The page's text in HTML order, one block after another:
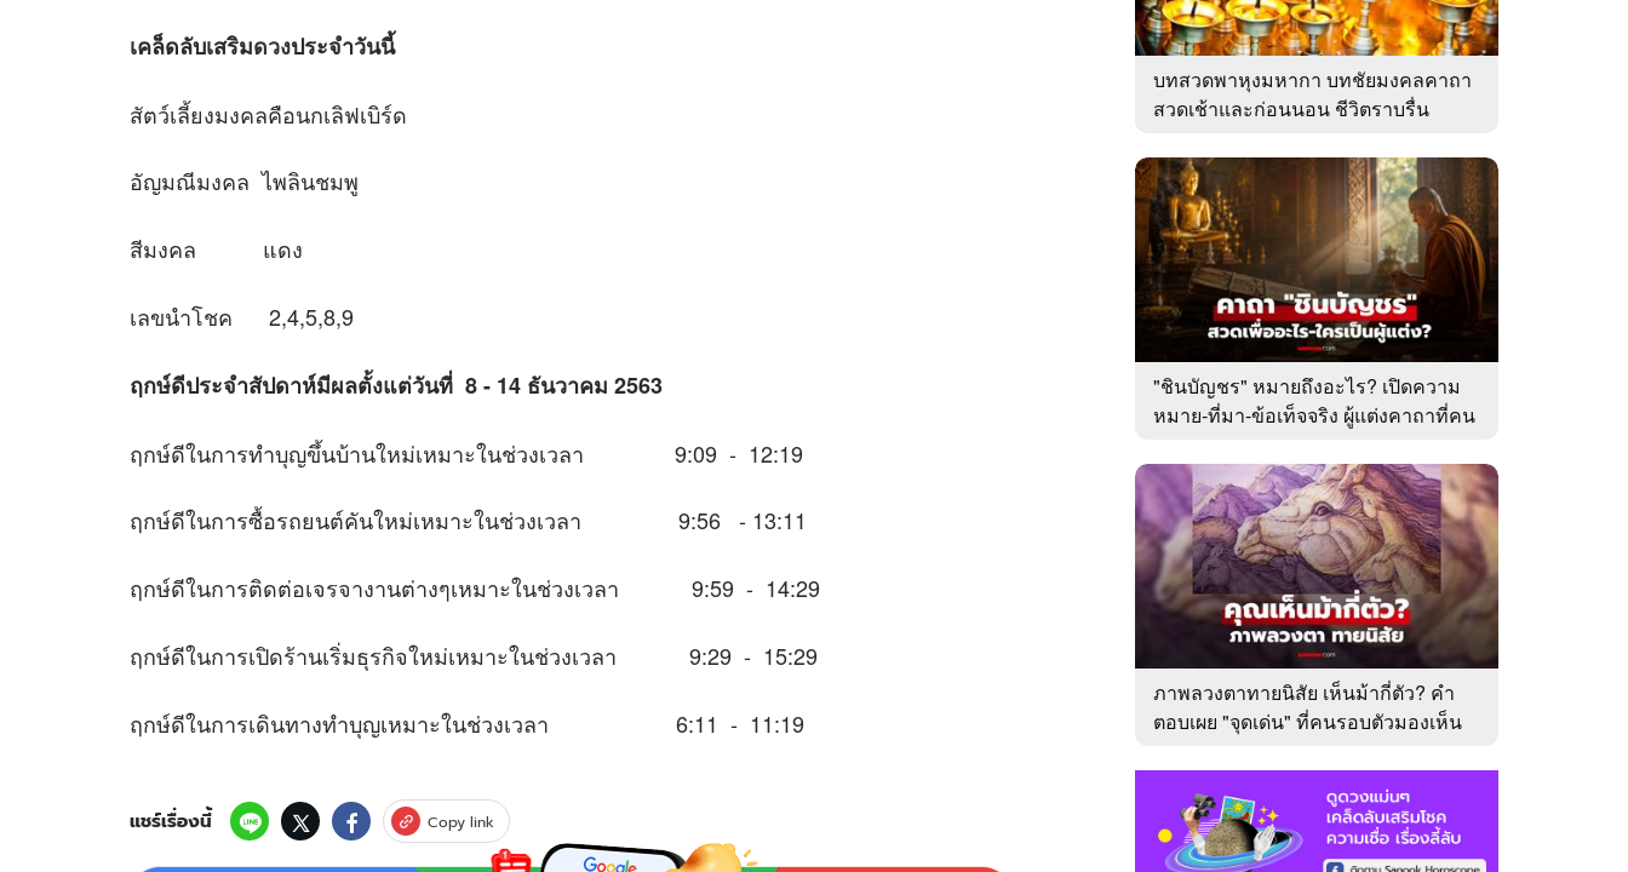
เคล็ดลับเสริมดวงประจำวันนี้
สัตว์เลี้ยงมงคลคือนกเลิฟเบิร์ด
อัญมณีมงคล ไพลินชมพู
สีมงคล แดง
เลขนำโชค 2,4,5,8,9
ฤกษ์ดีประจำสัปดาห์มีผลตั้งแต่วันที่ 8 - 14 ธันวาคม 2563
ฤกษ์ดีในการทำบุญขึ้นบ้านใหม่เหมาะในช่วงเวลา 9:09 - 12:19
ฤกษ์ดีในการซื้อรถยนต์คันใหม่เหมาะในช่วงเวลา 9:56 - 13:11
ฤกษ์ดีในการติดต่อเจรจางานต่างๆเหมาะในช่วงเวลา 9:59 - 14:29
ฤกษ์ดีในการเปิดร้านเริ่มธุรกิจใหม่เหมาะในช่วงเวลา 9:29 - 15:29
ฤกษ์ดีในการเดินทางทำบุญเหมาะในช่วงเวลา 6:11 - 11:19
แชร์เรื่องนี้ Copy link
บทสวดพาหุงมหากา บทชัยมงคลคาถา
สวดเช้าและก่อนนอน ชีวิตราบรื่น
"ชินบัญชร" หมายถึงอะไร? เปิดความ
หมาย-ที่มา-ข้อเท็จจริง ผู้แต่งคาถาที่คน
ภาพลวงตาทายนิสัย เห็นม้ากี่ตัว? คำ
ตอบเผย "จุดเด่น" ที่คนรอบตัวมองเห็น